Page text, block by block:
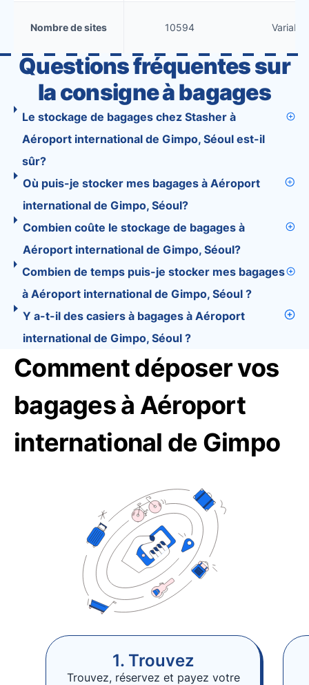
Nombre de sites 10594 Variable
Questions fréquentes sur
la consigne à bagages
Le stockage de bagages chez Stasher à
Aéroport international de Gimpo, Séoul est-il
sûr?
Où puis-je stocker mes bagages à Aéroport
international de Gimpo, Séoul?
Combien coûte le stockage de bagages à
Aéroport international de Gimpo, Séoul?
Combien de temps puis-je stocker mes bagages
à Aéroport international de Gimpo, Séoul ?
Y a-t-il des casiers à bagages à Aéroport
international de Gimpo, Séoul ?
Comment déposer vos
bagages à Aéroport
international de Gimpo
1. Trouvez
Trouvez, réservez et payez votre